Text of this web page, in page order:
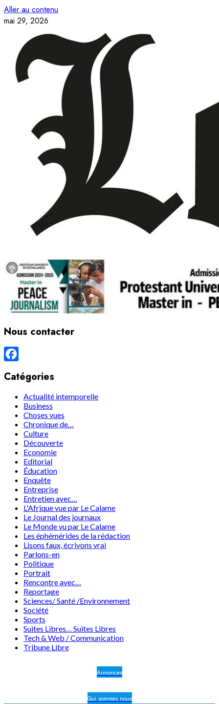
Aller au contenu
mai 29, 2026
Nous contacter
Catégories
Actualité intemporelle
Business
Choses vues
Chronique de…
Culture
Découverte
Economie
Editorial
Éducation
Enquête
Entreprise
Entretien avec…
L'Afrique vue par Le Calame
Le Journal des journaux
Le Monde vu par Le Calame
Les éphémérides de la rédaction
Lisons faux, écrivons vrai
Parlons-en
Politique
Portrait
Rencontre avec…
Reportage
Sciences/ Santé /Environnement
Société
Sports
Suites Libres… Suites Libres
Tech & Web / Communication
Tribune Libre
Annonces
Qui sommes nous